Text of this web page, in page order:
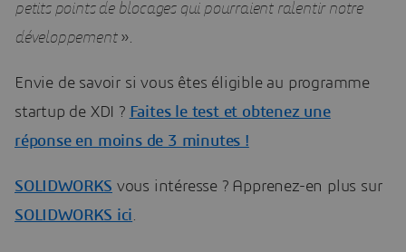
petits points de blocages qui pourraient ralentir notre
développement».
Envie de savoir si vous êtes éligible au programme
startup de XDI ? Faites le test et obtenez une
réponse en moins de 3 minutes !
SOLIDWORKS vous intéresse ? Apprenez-en plus sur
SOLIDWORKS ici.